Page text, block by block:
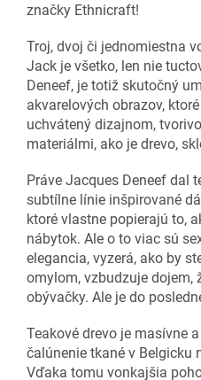
značky Ethnicraft!
Troj, dvoj či jednomiestna
Jack je všetko, len nie
Deneef, je totiž skutočný
akvarelových obrazov,
uchvátený dizajnom,
materiálmi, ako je drevo,
Práve Jacques Deneef dal
subtílne línie inšpirované
ktoré vlastne popierajú to,
nábytok. Ale o to viac sú
elegancia, vyzerá, ako by
omylom, vzbudzuje dojem,
obývačky. Ale je do
Teakové drevo je masívne
čalúnenie tkané v Belgicku
Vďaka tomu vonkajšia